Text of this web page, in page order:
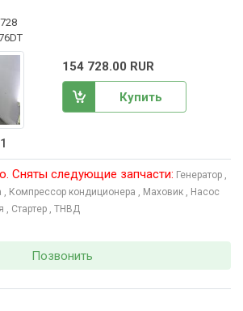
154 728.00 RUR
Купить
Сняты следующие запчасти: Генератор ,
, Компрессор кондиционера , Маховик , Насос
, Стартер , ТНВД
Позвонить